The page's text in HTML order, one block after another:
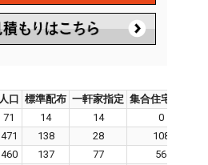
人口 標準配布 一軒家指定 集合住宅指定
71 14 14
0
471 138 28
108
460 137 77
56